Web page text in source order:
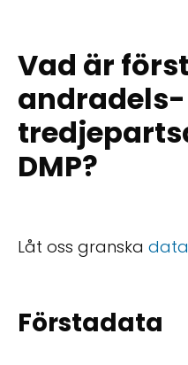
Vad är
DMP?
Låt oss granska
Förstadata